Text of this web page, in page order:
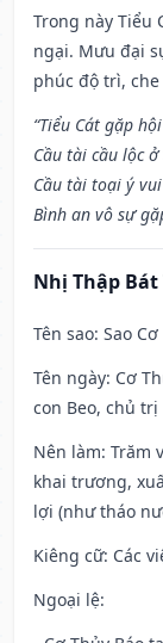
Trong này Tiểu
ngại. Mưu đại
phúc độ trì,
“Tiểu Cát gặp
Cầu tài cầu lộc
Cầu tài toại ý
Bình an vô sự
Nhị Thập Bát
Tên sao: Sao Cơ
Tên ngày: Cơ
con Beo, chủ
Nên làm: Trăm
khai trương,
lợi (như tháo
Kiêng cữ: Các
Ngoại lệ: